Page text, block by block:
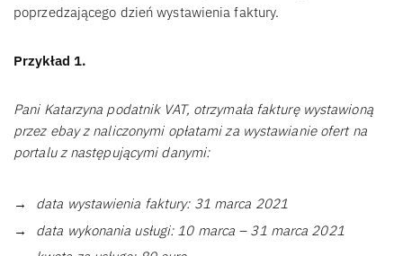
poprzedzającego dzień wystawienia faktury.
Przykład 1.
Pani Katarzyna podatnik VAT, otrzymała fakturę wystawioną
przez ebay z naliczonymi opłatami za wystawianie ofert na
portalu z następującymi danymi:
data wystawienia faktury: 31 marca 2021
data wykonania usługi: 10 marca – 31 marca 2021